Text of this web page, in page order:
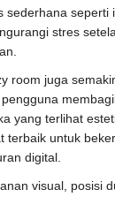
sederhana seperti
stres
room juga
yang terlihat
terbaik untuk
digital.
visual, posisi